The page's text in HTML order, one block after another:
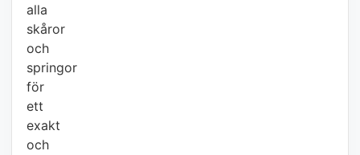
alla
skåror
och
springor
för
ett
exakt
och